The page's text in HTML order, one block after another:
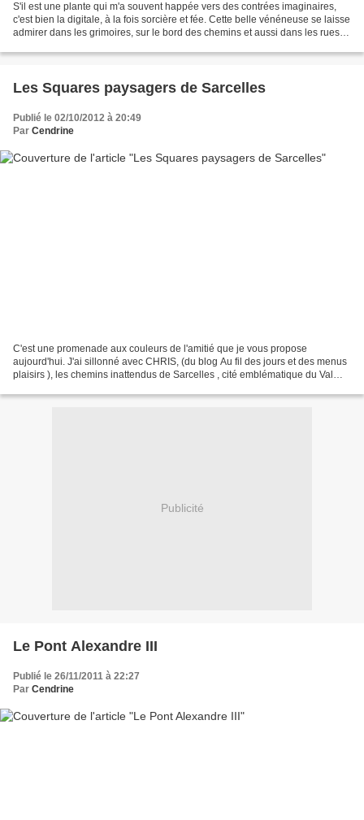
S'il est une plante qui m'a souvent happée vers des contrées imaginaires,
c'est bien la digitale, à la fois sorcière et fée. Cette belle vénéneuse se laisse
admirer dans les grimoires, sur le bord des chemins et aussi dans les rues
Les Squares paysagers de Sarcelles
Publié le 02/10/2012 à 20:49
Par Cendrine
C'est une promenade aux couleurs de l'amitié que je vous propose
aujourd'hui. J'ai sillonné avec CHRIS, (du blog Au fil des jours et des menus
plaisirs ), les chemins inattendus de Sarcelles , cité emblématique du Val
Publicité
Le Pont Alexandre III
Publié le 26/11/2011 à 22:27
Par Cendrine